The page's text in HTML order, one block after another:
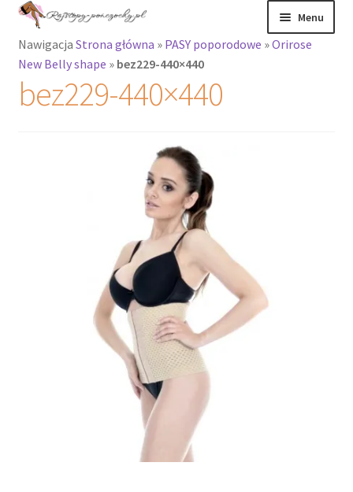
Przejdź
nawigacji
Przejdź
treści
Menu
Rajstopy
Rozwiń
menu
potomne
Rajstopy Orirose
Rozwiń
menu
potomne
Nawigacja Strona główna » PASY poporodowe »Orirose
New Belly shape » bez229-440×440
bez229-440×440